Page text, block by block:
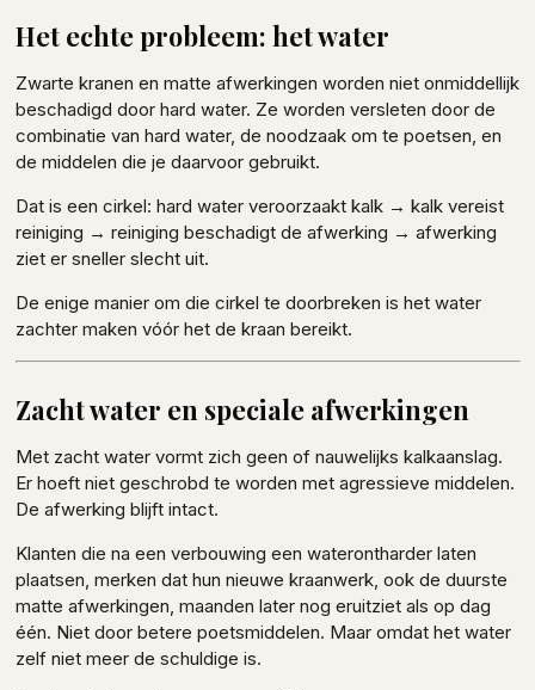
Het echte probleem: het water
Zwarte kranen en matte afwerkingen worden niet onmiddellijk
beschadigd door hard water. Ze worden versleten door de
combinatie van hard water, de noodzaak om te poetsen, en
de middelen die je daarvoor gebruikt.
Dat is een cirkel: hard water veroorzaakt kalk → kalk vereist
reiniging → reiniging beschadigt de afwerking → afwerking
ziet er sneller slecht uit.
De enige manier om die cirkel te doorbreken is het water
zachter maken vóór het de kraan bereikt.
Zacht water en speciale afwerkingen
Met zacht water vormt zich geen of nauwelijks kalkaanslag.
Er hoeft niet geschrobd te worden met agressieve middelen.
De afwerking blijft intact.
Klanten die na een verbouwing een waterontharder laten
plaatsen, merken dat hun nieuwe kraanwerk, ook de duurste
matte afwerkingen, maanden later nog eruitziet als op dag
één. Niet door betere poetsmiddelen. Maar omdat het water
zelf niet meer de schuldige is.